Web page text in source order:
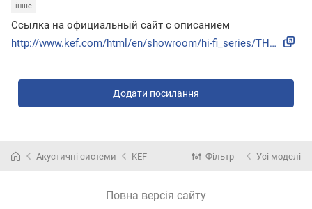
інше
Ссылка на официальный сайт с описанием
http://www.kef.com/html/en/showroom/hi-fi_series/THE_REFERE...
Додати посилання
Акустичні системи KEF Фільтр Усі моделі
Повна версія сайту